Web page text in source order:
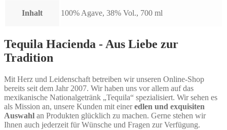
Inhalt 100% Agave, 38% Vol., 700 ml
Tequila Hacienda - Aus Liebe zur
Tradition
Mit Herz und Leidenschaft betreiben wir unseren Online-Shop
bereits seit dem Jahr 2007. Wir haben uns vor allem auf das
mexikanische Nationalgetränk „Tequila“ spezialisiert. Wir sehen es
als Mission an, unsere Kunden mit eineredlen und exquisiten
Auswahl an Produkten glücklich zu machen. Gerne stehen wir
Ihnen auch jederzeit für Wünsche und Fragen zur Verfügung.